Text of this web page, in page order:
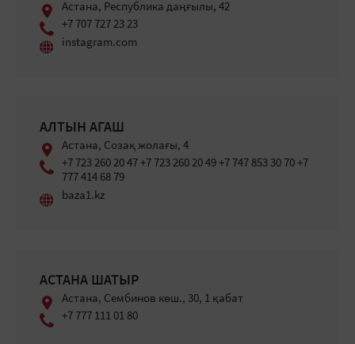
Астана, Республика даңғылы, 42
+7 707 727 23 23
instagram.com
АЛТЫН АГАШ
Астана, Созақ жолағы, 4
+7 723 260 20 47 +7 723 260 20 49 +7 747 853 30 70 +7
777 414 68 79
baza1.kz
АСТАНА ШАТЫР
Астана, Сембинов көш., 30, 1 қабат
+7 777 111 01 80